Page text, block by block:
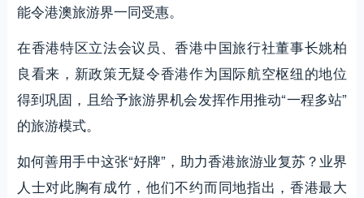
能令港澳旅游界一同受惠。
在香港特区立法会议员、香港中国旅行社董事长姚柏
良看来，新政策无疑令香港作为国际航空枢纽的地位
得到巩固，且给予旅游界机会发挥作用推动“一程多站”
的旅游模式。
如何善用手中这张“好牌”，助力香港旅游业复苏？业界
人士对此胸有成竹，他们不约而同地指出，香港最大